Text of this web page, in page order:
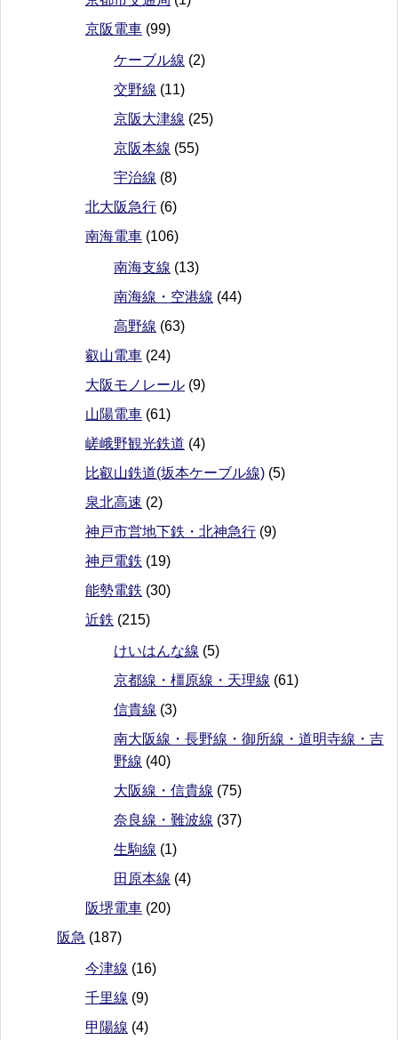
京阪電車 (99)
ケーブル線 (2)
交野線 (11)
京阪大津線 (25)
京阪本線 (55)
宇治線 (8)
北大阪急行 (6)
南海電車 (106)
南海支線 (13)
南海線・空港線 (44)
高野線 (63)
叡山電車 (24)
大阪モノレール (9)
山陽電車 (61)
嵯峨野観光鉄道 (4)
比叡山鉄道(坂本ケーブル線) (5)
泉北高速 (2)
神戸市営地下鉄・北神急行 (9)
神戸電鉄 (19)
能勢電鉄 (30)
近鉄 (215)
けいはんな線 (5)
京都線・橿原線・天理線 (61)
信貴線 (3)
南大阪線・長野線・御所線・道明寺線・吉
野線 (40)
大阪線・信貴線 (75)
奈良線・難波線 (37)
生駒線 (1)
田原本線 (4)
阪堺電車 (20)
阪急 (187)
今津線 (16)
千里線 (9)
甲陽線 (4)